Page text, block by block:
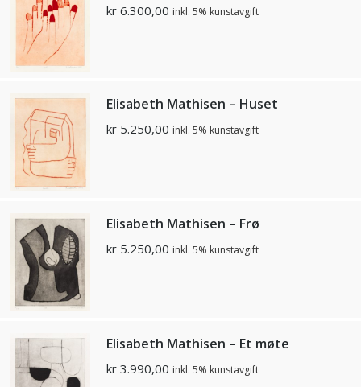
kr 6.300,00 inkl. 5% kunstavgift
Elisabeth Mathisen – Huset
kr 5.250,00 inkl. 5% kunstavgift
Elisabeth Mathisen – Frø
kr 5.250,00 inkl. 5% kunstavgift
Elisabeth Mathisen – Et møte
kr 3.990,00 inkl. 5% kunstavgift